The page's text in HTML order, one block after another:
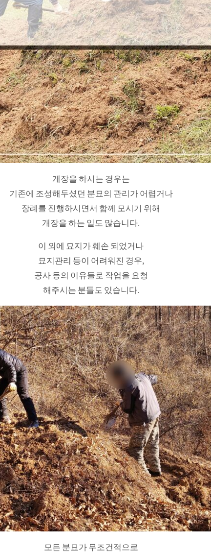
개장을 하시는 경우는
기존에 조성해두셨던 분묘의 관리가 어렵거나
장례를 진행하시면서 함께 모시기 위해
개장을 하는 일도 많습니다.
이 외에 묘지가 훼손 되었거나
묘지관리 등이 어려워진 경우,
공사 등의 이유들로 작업을 요청
해주시는 분들도 있습니다.
모든 분묘가 무조건적으로